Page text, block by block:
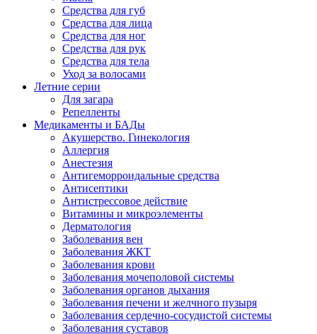
Средства для губ
Средства для лица
Средства для ног
Средства для рук
Средства для тела
Уход за волосами
Летние серии
Для загара
Репелленты
Медикаменты и БАДы
Акушерство. Гинекология
Аллергия
Анестезия
Антигеморроидальные средства
Антисептики
Антистрессовое действие
Витамины и микроэлементы
Дерматология
Заболевания вен
Заболевания ЖКТ
Заболевания крови
Заболевания мочеполовой системы
Заболевания органов дыхания
Заболевания печени и желчного пузыря
Заболевания сердечно-сосудистой системы
Заболевания суставов